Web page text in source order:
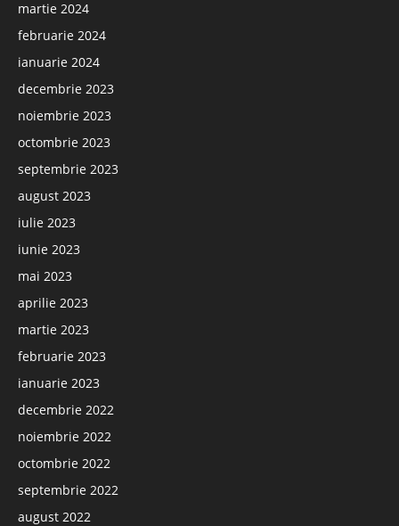
martie 2024
februarie 2024
ianuarie 2024
decembrie 2023
noiembrie 2023
octombrie 2023
septembrie 2023
august 2023
iulie 2023
iunie 2023
mai 2023
aprilie 2023
martie 2023
februarie 2023
ianuarie 2023
decembrie 2022
noiembrie 2022
octombrie 2022
septembrie 2022
august 2022